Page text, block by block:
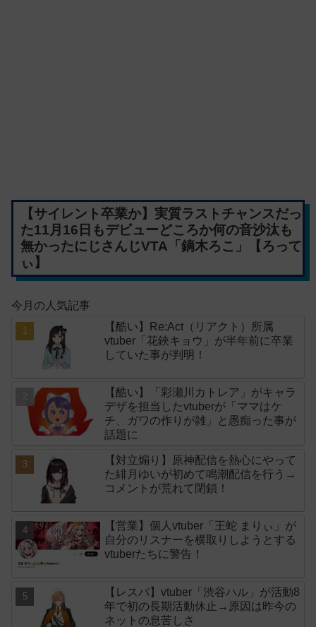
【サイレント卒業か】実質ラストチャンスだっ
た11月16日もデビューどころか何の音沙汰も
無かったにじさんじVTA「鏑木ろこ」【ろって
ぃ】
今月の人気記事
【酷い】Re:Act（リアクト）所属
vtuber「花鋏キョウ」が半年前に卒業
していた事が判明！
【酷い】「彩瀬川カトレア」がキャラ
デザを担当したvtuberが「ママはケ
チ、ガワの作りが雑」と愚痴った事が
話題に
【対立煽り】原神配信を熱心にやって
た緋月ゆいが初めて鳴潮配信を行う→
コメントが荒れて閉鎖！
【営業】個人vtuber「王蛇 まりぃ」が
自分のリスナーを横取りしようとする
vtuberたちに警告！
【レスバ】vtuber「渋谷ハル」が活動8
年で初の長期活動休止→原因は昨今の
ネットの息苦しさ